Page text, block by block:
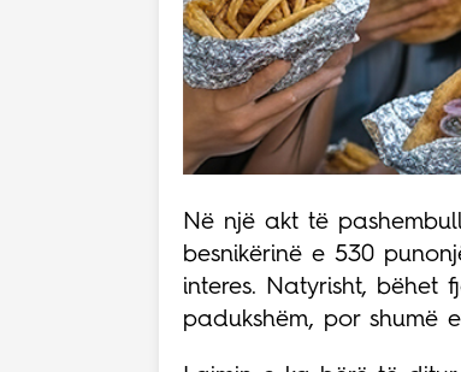
Në një akt të
besnikërinë e 530
interes. Natyrisht, bëhet
padukshëm, por shumë